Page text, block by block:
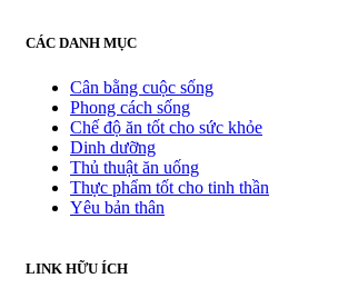
CÁC DANH MỤC
Cân bằng cuộc sống
Phong cách sống
Chế độ ăn tốt cho sức khỏe
Dinh dưỡng
Thủ thuật ăn uống
Thực phẩm tốt cho tinh thần
Yêu bản thân
LINK HỮU ÍCH